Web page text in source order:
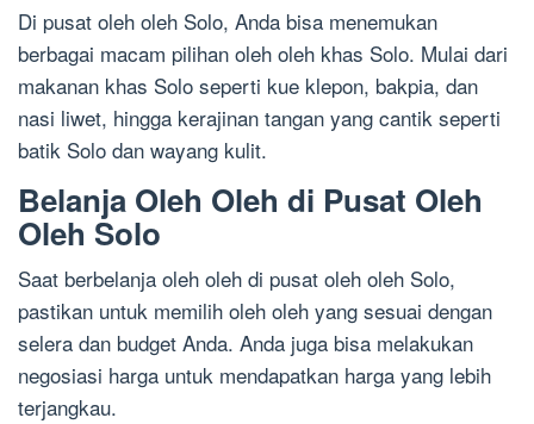
Di pusat oleh oleh Solo, Anda bisa menemukan
berbagai macam pilihan oleh oleh khas Solo. Mulai dari
makanan khas Solo seperti kue klepon, bakpia, dan
nasi liwet, hingga kerajinan tangan yang cantik seperti
batik Solo dan wayang kulit.
Belanja Oleh Oleh di Pusat Oleh
Oleh Solo
Saat berbelanja oleh oleh di pusat oleh oleh Solo,
pastikan untuk memilih oleh oleh yang sesuai dengan
selera dan budget Anda. Anda juga bisa melakukan
negosiasi harga untuk mendapatkan harga yang lebih
terjangkau.